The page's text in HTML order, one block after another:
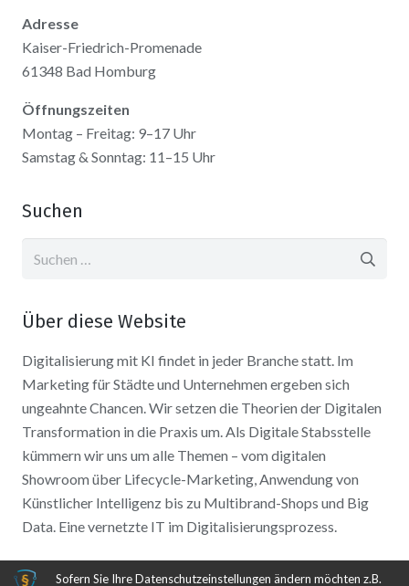
Adresse
Kaiser-Friedrich-Promenade
61348 Bad Homburg
Öffnungszeiten
Montag – Freitag: 9–17 Uhr
Samstag & Sonntag: 11–15 Uhr
Suchen
Über diese Website
Digitalisierung mit KI findet in jeder Branche statt. Im
Marketing für Städte und Unternehmen ergeben sich
ungeahnte Chancen. Wir setzen die Theorien der Digitalen
Transformation in die Praxis um. Als Digitale Stabsstelle
kümmern wir uns um alle Themen – vom digitalen
Showroom über Lifecycle-Marketing, Anwendung von
Künstlicher Intelligenz bis zu Multibrand-Shops und Big
Data. Eine vernetzte IT im Digitalisierungsprozess.
Sofern Sie Ihre Datenschutzeinstellungen ändern möchten z.B.